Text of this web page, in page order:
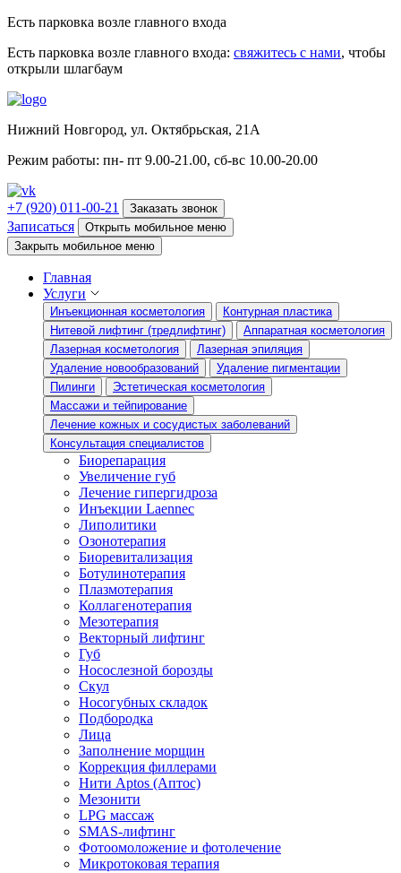
Есть парковка возле главного входа
Есть парковка возле главного входа: свяжитесь с нами, чтобы
открыли шлагбаум
Нижний Новгород, ул. Октябрьская, 21А
Режим работы: пн- пт 9.00-21.00, сб-вс 10.00-20.00
+7 (920) 011-00-21 Заказать звонок
Записаться
Открыть мобильное меню
Закрыть мобильное меню
Главная
Услуги
Инъекционная косметология
Контурная пластика
Нитевой лифтинг (тредлифтинг)
Аппаратная косметология
Лазерная косметология
Лазерная эпиляция
Удаление новообразований
Удаление пигментации
Пилинги
Эстетическая косметология
Массажи и тейпирование
Лечение кожных и сосудистых заболеваний
Консультация специалистов
Биорепарация
Увеличение губ
Лечение гипергидроза
Инъекции Laennec
Липолитики
Озонотерапия
Биоревитализация
Ботулинотерапия
Плазмотерапия
Коллагенотерапия
Мезотерапия
Векторный лифтинг
Губ
Носослезной борозды
Скул
Носогубных складок
Подбородка
Лица
Заполнение морщин
Коррекция филлерами
Нити Aptos (Аптос)
Мезонити
LPG массаж
SMAS-лифтинг
Фотоомоложение и фотолечение
Микротоковая терапия